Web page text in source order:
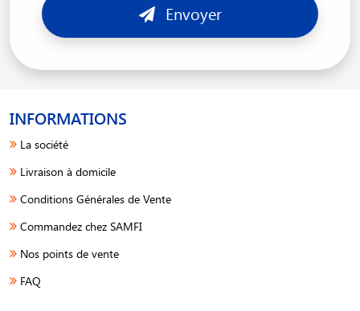
Envoyer
INFORMATIONS
La société
Livraison à domicile
Conditions Générales de Vente
Commandez chez SAMFI
Nos points de vente
FAQ